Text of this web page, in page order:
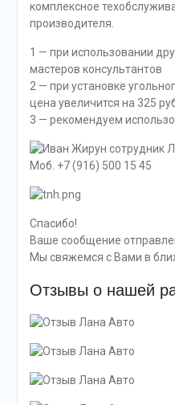
комплексное
производителя.
1 — при использовании
мастеров консультантов
2 — при установке
цена увеличится на 325
3 — рекомендуем
Моб. +7 (916) 500 15 45
Спасибо!
Ваше сообщение
Мы свяжемся с Вами в
Отзывы о нашей